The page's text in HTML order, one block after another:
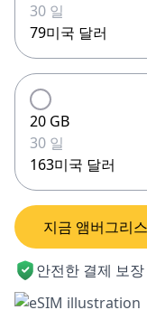
30 일
79미국 달러
20 GB
30 일
163미국 달러
지금 앰버그리
안전한 결제 보장